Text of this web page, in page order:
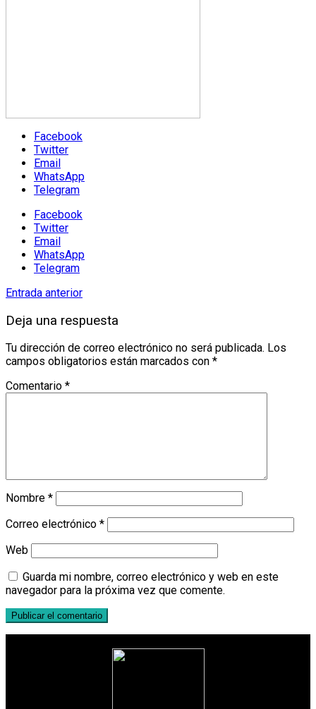
Facebook
Twitter
Email
WhatsApp
Telegram
Facebook
Twitter
Email
WhatsApp
Telegram
Entrada anterior
Deja una respuesta
Tu dirección de correo electrónico no será publicada. Los
campos obligatorios están marcados con *
Comentario *
Nombre *
Correo electrónico *
Web
Guarda mi nombre, correo electrónico y web en este
navegador para la próxima vez que comente.